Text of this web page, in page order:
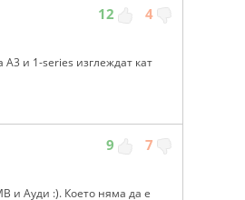
12 4
и 1-series изглеждат кат
9 7
и Ауди :). Което няма да е